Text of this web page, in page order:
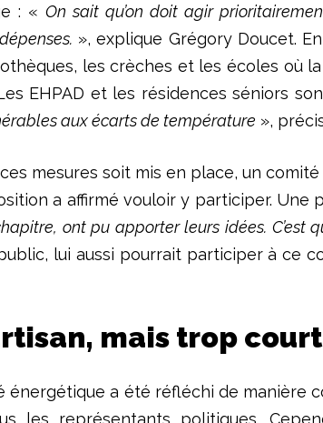
: « On sait qu’on doit agir
», explique Grégory Doucet.
les crèches et les écoles où
Les EHPAD et les résidences séniors
aux écarts de température »,
ces mesures soit mis en place, un
a affirmé vouloir y participer. Une
ont pu apporter leurs idées.
lui aussi pourrait participer à ce
mais trop
énergétique a été réfléchi de manière
les représentants politiques.